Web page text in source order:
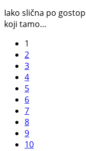
Iako slična po
koji tamo…
1
2
3
4
5
6
7
8
9
10